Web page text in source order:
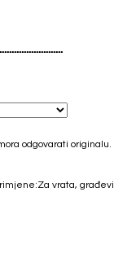
odgovarati originalu.
vrata,